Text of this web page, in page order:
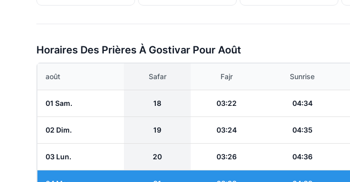
Horaires Des Prières À Gostivar Pour Août
août Safar Fajr Sunrise
01 Sam. 18 03:22 04:34
02 Dim. 19 03:24 04:35
03 Lun. 20 03:26 04:36